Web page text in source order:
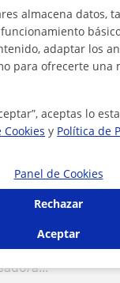
almacena datos,
adaptar los
para ofrecerte una
aceptas lo
Cookies y Política de
Panel de Cookies
Rechazar
Aceptar